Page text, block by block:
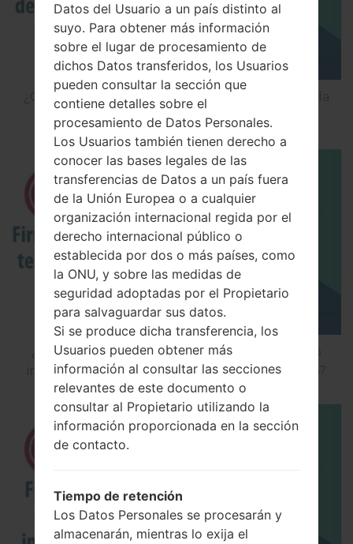
¿Cómo Activar las Opciones de Desarrollador y la
Depuración USB en LG?
¿Cómo instalar Firmware Oficial en el teléfono
inteligente de LG mediante LG Flash Tool 2014?
Datos del Usuario a un país distinto al
suyo. Para obtener más información
sobre el lugar de procesamiento de
dichos Datos transferidos, los Usuarios
pueden consultar la sección que
contiene detalles sobre el
procesamiento de Datos Personales.
Los Usuarios también tienen derecho a
conocer las bases legales de las
transferencias de Datos a un país fuera
de la Unión Europea o a cualquier
organización internacional regida por el
derecho internacional público o
establecida por dos o más países, como
la ONU, y sobre las medidas de
seguridad adoptadas por el Propietario
para salvaguardar sus datos.
Si se produce dicha transferencia, los
Usuarios pueden obtener más
información al consultar las secciones
relevantes de este documento o
consultar al Propietario utilizando la
información proporcionada en la sección
de contacto.
Tiempo de retención
Los Datos Personales se procesarán y
almacenarán, mientras lo exija el